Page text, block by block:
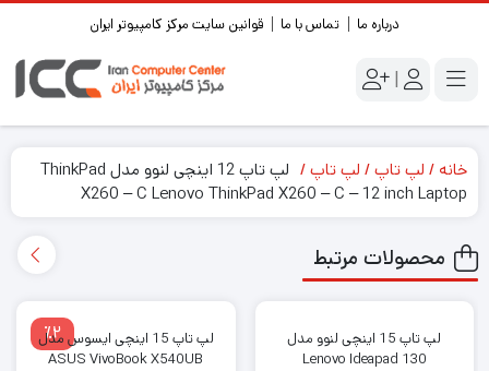
درباره ما تماس با ما قوانین سایت مرکز کامپیوتر ایران
|
خانه لپ تاپ لپ تاپ
لپ تاپ 12 اینچی لنوو مدل ThinkPad
X260 – C Lenovo ThinkPad X260 – C – 12 inch Laptop
محصولات مرتبط
لپ تاپ 15 اینچی لنوو مدل
Lenovo Ideapad 130
٪2
لپ تاپ 15 اینچی ایسوس مدل
ASUS VivoBook X540UB